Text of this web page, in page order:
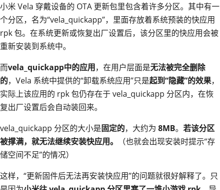
小米 Vela 穿戴设备的 OTA 更新包里包含着许多分区。其中有一
个分区，名为“vela_quickapp”，里面存放着系统预装的快应用
rpk 包。在系统更新或恢复出厂设置后，该分区里的快应用会被
重新安装到系统中。
而vela_quickapp中的应用，在用户层面是无法被完全删除
的，Vela 系统中提供的“卸载系统应用”只是起到“隐藏”的效果，
实际上该应用的 rpk 包仍存在于 vela_quickapp 分区内，在恢
复出厂设置后会自动装回来。
vela_quickapp 分区的大小是固定的，大约为 8MB。 若该分区
被撑满，就无法继续安装快应用。
（也就会出现安装时提示“存
储空间不足”的情况）
这样，“更新固件后无法再安装快应用”的问题就很好解释了。只